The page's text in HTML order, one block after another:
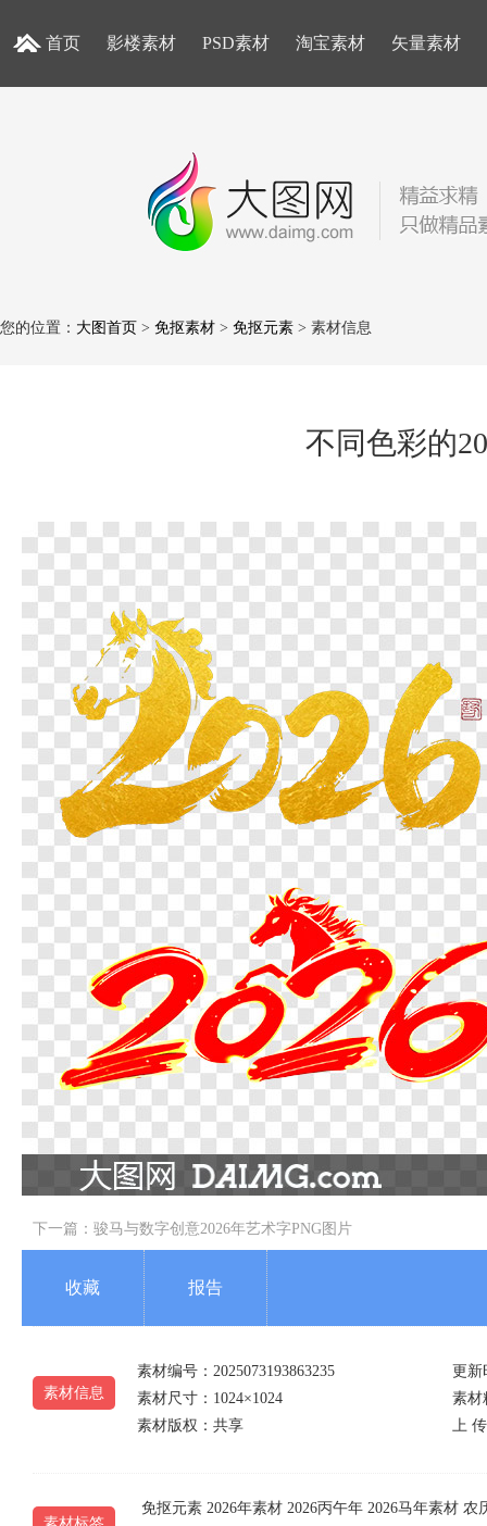
首页 影楼素材 PSD素材 淘宝素材 矢量素材
您的位置： 大图首页 > 免抠素材 > 免抠元素 > 素材信息
不同色彩的
下一篇： 骏马与数字创意2026年艺术字PNG图片
收藏 报告
素材信息
素材编号：2025073193863235
更新
素材尺寸：1024×1024
素材
素材版权：共享
上
免抠元素 2026年素材 2026丙午年 2026马年素材 农